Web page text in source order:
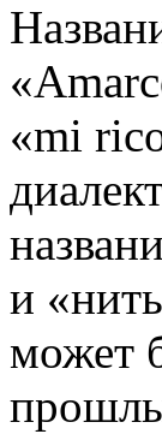
«mi
и
может